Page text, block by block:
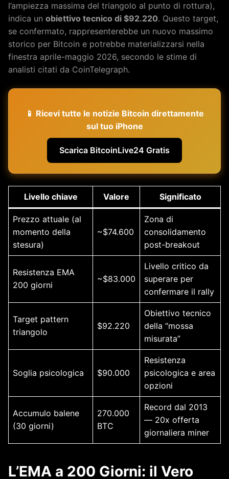
l’ampiezza massima del triangolo al punto di rottura),
indica un obiettivo tecnico di $92.220. Questo target,
se confermato, rappresenterebbe un nuovo massimo
storico per Bitcoin e potrebbe materializzarsi nella
finestra aprile-maggio 2026, secondo le stime di
analisti citati da CoinTelegraph.
📱 Ricevi tutte le notizie Bitcoin direttamente
sul tuo iPhone
Scarica BitcoinLive24 Gratis
Livello chiave Valore Significato
Prezzo attuale (al
momento della
stesura)
~$74.600
Zona di
consolidamento
post-breakout
Resistenza EMA
200 giorni
~$83.000
Livello critico da
superare per
confermare il rally
Target pattern
triangolo
$92.220
Obiettivo tecnico
della “mossa
misurata”
Soglia psicologica $90.000
Resistenza
psicologica e area
opzioni
Accumulo balene
(30 giorni)
270.000
BTC
Record dal 2013
— 20x offerta
giornaliera miner
L’EMA a 200 Giorni: il Vero